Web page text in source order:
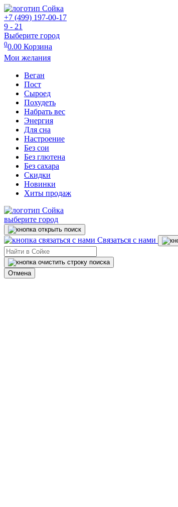
+7 (499) 197-00-17
9 - 21
Выберите город
00.00 Корзина
Мои желания
Веган
Пост
Сыроед
Похудеть
Набрать вес
Энергия
Для сна
Настроение
Без сои
Без глютена
Без сахара
Скидки
Новинки
Хиты продаж
выберите город
Связаться с нами
Отмена